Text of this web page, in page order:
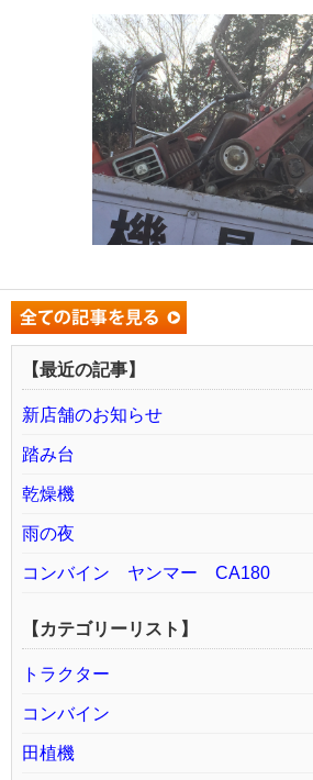
【最近の記事】
新店舗のお知らせ
踏み台
乾燥機
雨の夜
コンバイン ヤンマー CA180
【カテゴリーリスト】
トラクター
コンバイン
田植機